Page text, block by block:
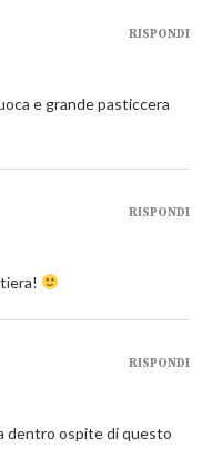
e grande pasticcera
RISPONDI
RISPONDI
dentro ospite di questo
RISPONDI